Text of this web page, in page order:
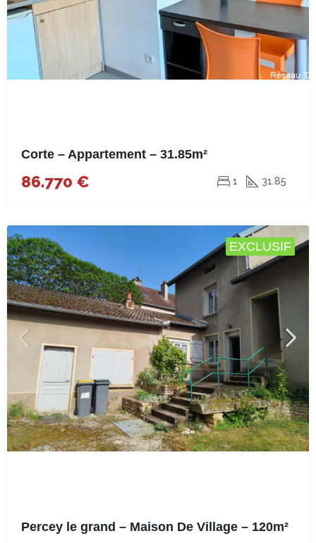
Corte – Appartement – 31.85m²
86.770 € 1 31.85
EXCLUSIF
Percey le grand – Maison De Village – 120m²